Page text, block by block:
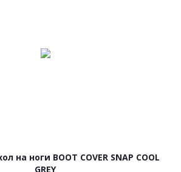
на ноги BOOT COVER SNAP COOL
GREY